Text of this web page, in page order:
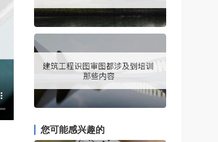
您可能感兴趣的